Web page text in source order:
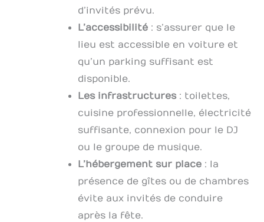
d’invités prévu.
L’accessibilité : s’assurer que le
lieu est accessible en voiture et
qu’un parking suffisant est
disponible.
Les infrastructures: toilettes,
cuisine professionnelle, électricité
suffisante, connexion pour le DJ
ou le groupe de musique.
L’hébergement sur place : la
présence de gîtes ou de chambres
évite aux invités de conduire
après la fête.